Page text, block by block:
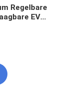
Regelbare
EV